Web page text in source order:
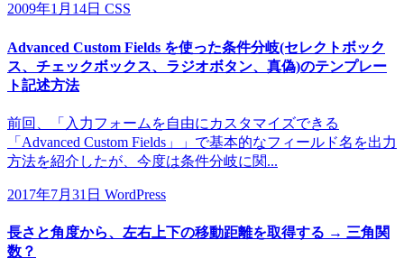
2009年1月14日 CSS
Advanced Custom Fields を使った条件分岐(セレクトボック
ス、チェックボックス、ラジオボタン、真偽)のテンプレー
ト記述方法
前回、「入力フォームを自由にカスタマイズできる
「Advanced Custom Fields」」で基本的なフィールド名を出力
方法を紹介したが、今度は条件分岐に関...
2017年7月31日 WordPress
長さと角度から、左右上下の移動距離を取得する → 三角関
数？